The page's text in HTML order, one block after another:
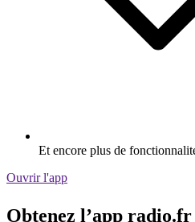
Et encore plus de
Ouvrir l'app
Obtenez l’app